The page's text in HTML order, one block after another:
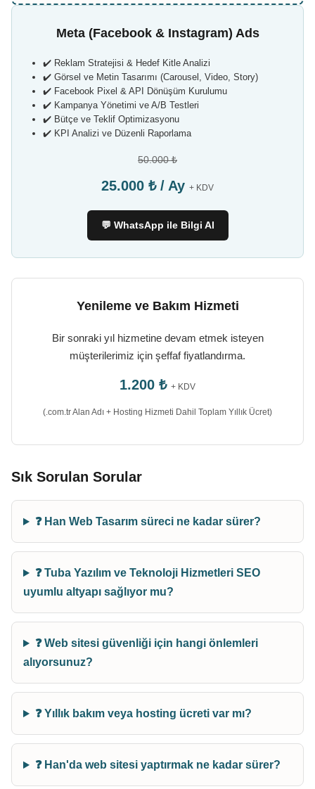
Meta (Facebook & Instagram) Ads
✔️ Reklam Stratejisi & Hedef Kitle Analizi
✔️ Görsel ve Metin Tasarımı (Carousel, Video, Story)
✔️ Facebook Pixel & API Dönüşüm Kurulumu
✔️ Kampanya Yönetimi ve A/B Testleri
✔️ Bütçe ve Teklif Optimizasyonu
✔️ KPI Analizi ve Düzenli Raporlama
50.000 ₺
25.000 ₺ / Ay + KDV
💬 WhatsApp ile Bilgi Al
Yenileme ve Bakım Hizmeti
Bir sonraki yıl hizmetine devam etmek isteyen
müşterilerimiz için şeffaf fiyatlandırma.
1.200 ₺ + KDV
(.com.tr Alan Adı + Hosting Hizmeti Dahil Toplam Yıllık Ücret)
Sık Sorulan Sorular
❓ Han Web Tasarım süreci ne kadar sürer?
❓ Tuba Yazılım ve Teknoloji Hizmetleri SEO
uyumlu altyapı sağlıyor mu?
❓ Web sitesi güvenliği için hangi önlemleri
alıyorsunuz?
❓ Yıllık bakım veya hosting ücreti var mı?
❓ Han'da web sitesi yaptırmak ne kadar sürer?